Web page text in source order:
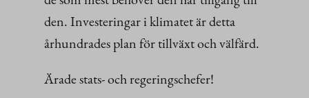
den. Investeringar i klimatet är detta
århundrades plan för tillväxt och välfärd.
Ärade stats- och regeringschefer!